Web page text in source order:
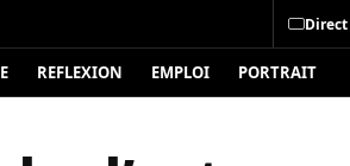
Direct
REFLEXION EMPLOI PORTRAIT